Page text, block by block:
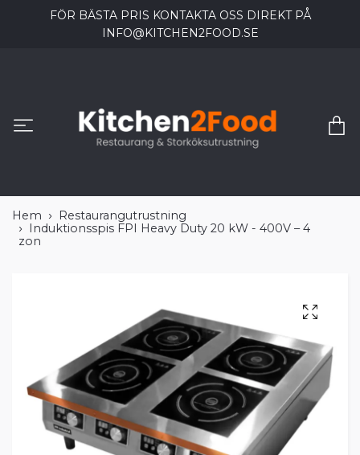
FÖR BÄSTA PRIS KONTAKTA OSS DIREKT PÅ
INFO@KITCHEN2FOOD.SE
Hem
Restaurangutrustning
Induktionsspis FPI Heavy Duty 20 kW - 400V – 4
zon